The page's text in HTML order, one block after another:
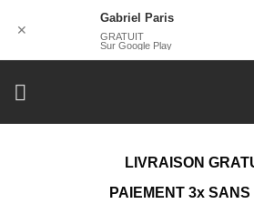
LIVRAISON
PAIEMENT 3x SANS
✕
Gabriel Paris
GRATUIT
Sur Google Play